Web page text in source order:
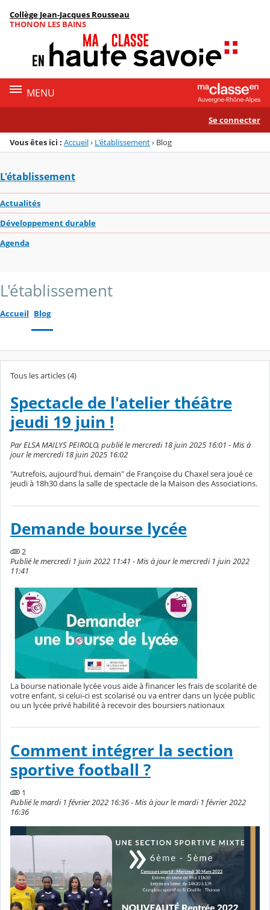
Menu de la rubrique
Contenu
Collège Jean-Jacques Rousseau
THONON LES BAINS
MENU
Se connecter
Vous êtes ici : Accueil› L'établissement› Blog
L'établissement
Actualités
Développement durable
Agenda
L'établissement
Accueil Blog
Tous les articles (4)
Spectacle de l'atelier théâtre
jeudi 19 juin !
Par ELSA MAILYS PEIROLO, publié le mercredi 18 juin 2025 16:01 - Mis à
jour le mercredi 18 juin 2025 16:02
"Autrefois, aujourd'hui, demain" de Françoise du Chaxel sera joué ce
jeudi à 18h30 dans la salle de spectacle de la Maison des Associations.
Demande bourse lycée
2
Publié le mercredi 1 juin 2022 11:41 - Mis à jour le mercredi 1 juin 2022
11:41
La bourse nationale lycée vous aide à financer les frais de scolarité de
votre enfant, si celui-ci est scolarisé ou va entrer dans un lycée public
ou un lycée privé habilité à recevoir des boursiers nationaux
Comment intégrer la section
sportive football ?
1
Publié le mardi 1 février 2022 16:36 - Mis à jour le mardi 1 février 2022
16:36